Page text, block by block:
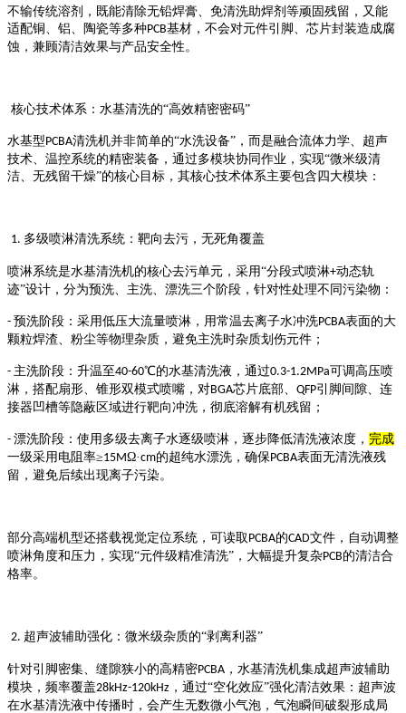
不输传统溶剂，既能清除无铅焊膏、免清洗助焊剂等顽固残留，又能
适配铜、铝、陶瓷等多种PCB基材，不会对元件引脚、芯片封装造成腐
蚀，兼顾清洁效果与产品安全性。
核心技术体系：水基清洗的“高效精密密码”
水基型PCBA清洗机并非简单的“水洗设备”，而是融合流体力学、超声
技术、温控系统的精密装备，通过多模块协同作业，实现“微米级清
洁、无残留干燥”的核心目标，其核心技术体系主要包含四大模块：
1. 多级喷淋清洗系统：靶向去污，无死角覆盖
喷淋系统是水基清洗机的核心去污单元，采用“分段式喷淋+动态轨
迹”设计，分为预洗、主洗、漂洗三个阶段，针对性处理不同污染物：
- 预洗阶段：采用低压大流量喷淋，用常温去离子水冲洗PCBA表面的大
颗粒焊渣、粉尘等物理杂质，避免主洗时杂质划伤元件；
- 主洗阶段：升温至40-60℃的水基清洗液，通过0.3-1.2MPa可调高压喷
淋，搭配扇形、锥形双模式喷嘴，对BGA芯片底部、 QFP引脚间隙、连
接器凹槽等隐蔽区域进行靶向冲洗，彻底溶解有机残留；
- 漂洗阶段：使用多级去离子水逐级喷淋，逐步降低清洗液浓度， 完成
一级采用电阻率≥15MΩ·cm的超纯水漂洗，确保PCBA表面无清洗液残
留，避免后续出现离子污染。
部分高端机型还搭载视觉定位系统，可读取 PCBA的CAD文件，自动调整
喷淋角度和压力，实现“元件级精准清洗”，大幅提升复杂PCB的清洁合
格率。
2. 超声波辅助强化：微米级杂质的“剥离利器”
针对引脚密集、缝隙狭小的高精密PCBA ，水基清洗机集成超声波辅助
模块，频率覆盖28kHz-120kHz ，通过“空化效应”强化清洁效果：超声波
在水基清洗液中传播时，会产生无数微小气泡，气泡瞬间破裂形成局